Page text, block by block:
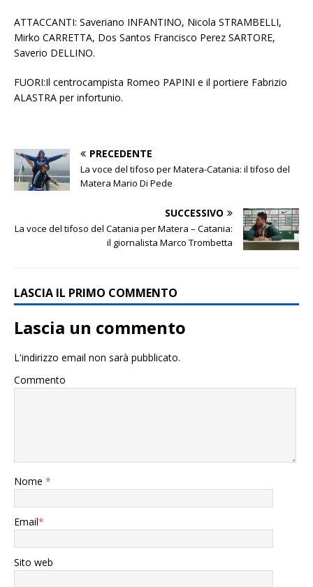
ATTACCANTI: Saveriano INFANTINO, Nicola STRAMBELLI,
Mirko CARRETTA, Dos Santos Francisco Perez SARTORE,
Saverio DELLINO.
FUORI:Il centrocampista Romeo PAPINI e il portiere Fabrizio
ALASTRA per infortunio.
PRECEDENTE
La voce del tifoso per Matera-Catania: il tifoso del
Matera Mario Di Pede
SUCCESSIVO
La voce del tifoso del Catania per Matera – Catania:
il giornalista Marco Trombetta
LASCIA IL PRIMO COMMENTO
Lascia un commento
L'indirizzo email non sarà pubblicato.
Commento
Nome *
Email*
Sito web